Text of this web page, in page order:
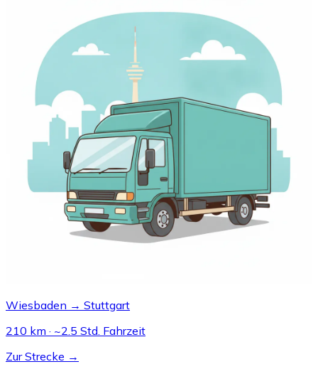
Wiesbaden → Stuttgart
210 km · ~2.5 Std. Fahrzeit
Zur Strecke →